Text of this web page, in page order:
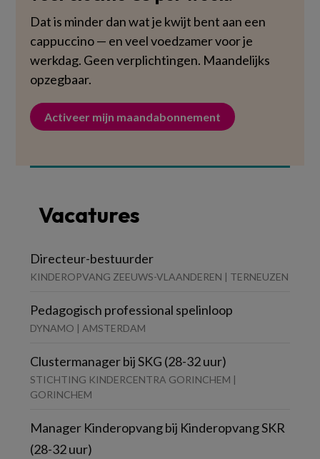
Dat is minder dan wat je kwijt bent aan een
cappuccino — en veel voedzamer voor je
werkdag. Geen verplichtingen. Maandelijks
opzegbaar.
Activeer mijn maandabonnement
Vacatures
Directeur-bestuurder
KINDEROPVANG ZEEUWS-VLAANDEREN | TERNEUZEN
Pedagogisch professional spelinloop
DYNAMO | AMSTERDAM
Clustermanager bij SKG (28-32 uur)
STICHTING KINDERCENTRA GORINCHEM |
GORINCHEM
Manager Kinderopvang bij Kinderopvang SKR
(28-32 uur)